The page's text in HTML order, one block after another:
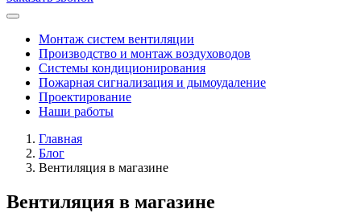
Монтаж систем вентиляции
Производство и монтаж воздуховодов
Системы кондиционирования
Пожарная сигнализация и дымоудаление
Проектирование
Наши работы
Главная
Блог
Вентиляция в магазине
Вентиляция в магазине